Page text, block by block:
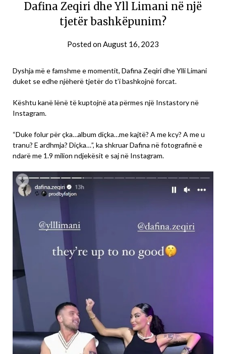
Dafina Zeqiri dhe Yll Limani në një
tjetër bashkëpunim?
Posted onAugust 16, 2023
Dyshja më e famshme e momentit, Dafina Zeqiri dhe Ylli Limani
duket se edhe njëherë tjetër do t’i bashkojnë forcat.
Kështu kanë lënë të kuptojnë ata përmes një Instastory në
Instagram.
“Duke folur për çka…album diçka…me kajtë? A me kcy? A me u
tranu? E ardhmja? Diçka…”, ka shkruar Dafina në fotografinë e
ndarë me 1.9 milion ndjekësit e saj në Instagram.